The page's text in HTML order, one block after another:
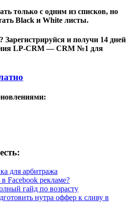
только с одним из списков, но
Black и White листы.
и получи 14 дней
LP-CRM — CRM №1 для
для арбитража
в Facebook рекламе?
гайд по возрасту
нутра оффер к сливу в